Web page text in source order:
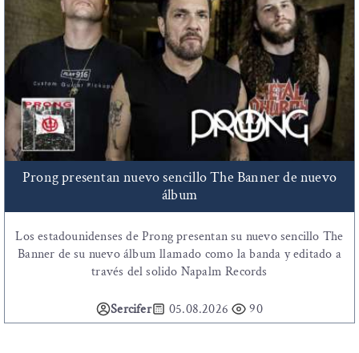
Prong presentan nuevo sencillo The Banner de nuevo
álbum
Los estadounidenses de Prong presentan su nuevo sencillo The
Banner de su nuevo álbum llamado como la banda y editado a
través del solido Napalm Records
Sercifer 05.08.2026 90